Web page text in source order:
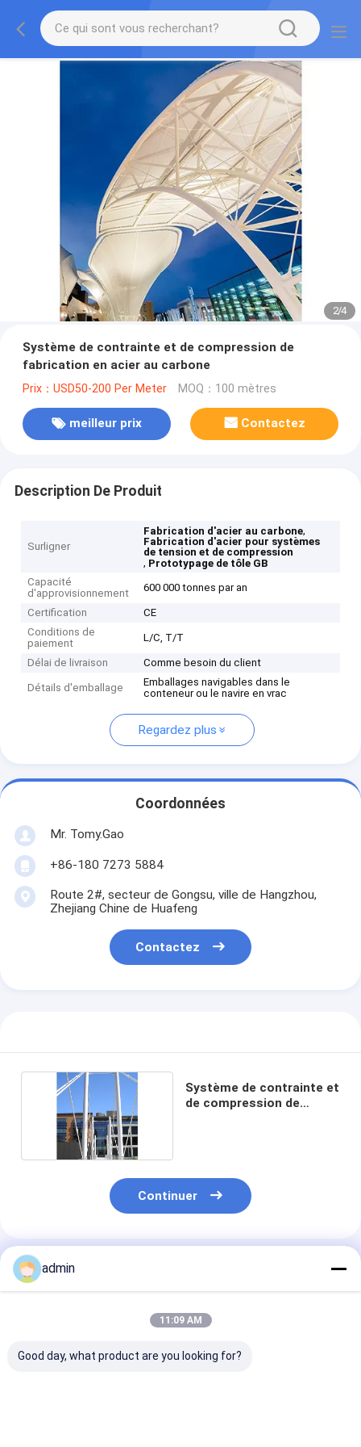
2/4
Système de contrainte et de compression de
fabrication en acier au carbone
Prix：USD50-200 Per Meter MOQ：100 mètres
meilleur prix Contactez
Description De Produit
Surligner
Fabrication d'acier au carbone,
Fabrication d'acier pour systèmes
de tension et de compression
, Prototypage de tôle GB
Capacité
d'approvisionnement
600 000 tonnes par an
Certification
CE
Conditions de
paiement
L/C, T/T
Délai de livraison Comme besoin du client
Détails d'emballage
Emballages navigables dans le
conteneur ou le navire en vrac
Regardez plus
Coordonnées
Mr. Tomy.Gao
+86-180 7273 5884
Route 2#, secteur de Gongsu, ville de Hangzhou,
Zhejiang Chine de Huafeng
Contactez
Système de contrainte et
de compression de
Continuer
Produits Recommandés
admin
11:09 AM
Good day, what product are you looking for?